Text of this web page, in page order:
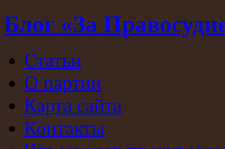
Блог «За
Статьи
О партии
Карта сайта
Контакты